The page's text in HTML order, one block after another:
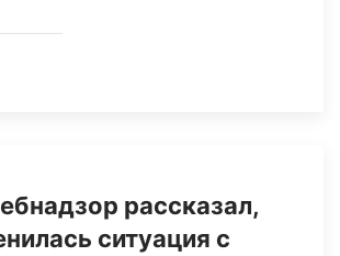
рассказал,
ситуация с